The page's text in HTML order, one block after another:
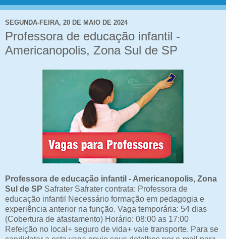
SEGUNDA-FEIRA, 20 DE MAIO DE 2024
Professora de educação infantil -
Americanopolis, Zona Sul de SP
Professora de educação infantil - Americanopolis, Zona
Sul de SP Safrater Safrater contrata: Professora de
educação infantil Necessário formação em pedagogia e
experiência anterior na função. Vaga temporária: 54 dias
(Cobertura de afastamento) Horário: 08:00 as 17:00
Refeição no local+ seguro de vida+ vale transporte. Para se